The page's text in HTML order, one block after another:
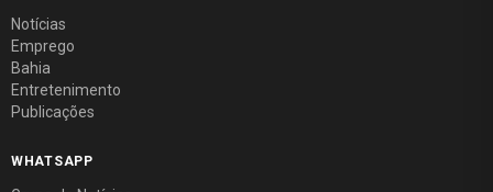
Notícias
Emprego
Bahia
Entretenimento
Publicações
WHATSAPP